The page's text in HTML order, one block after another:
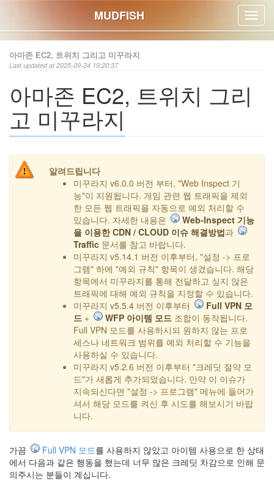
MUDFISH
아마존 EC2, 트위치 그리고 미꾸라지
Last updated at 2025-09-24 19:20:37
아마존 EC2, 트위치 그리
고 미꾸라지
알려드립니다
미꾸라지 v6.0.0 버전 부터, "Web Inspect 기
능"이 지원됩니다. 게임 관련 웹 트래픽을 제외
한 모든 웹 트래픽을 자동으로 예외 처리할 수
있습니다. 자세한 내용은
Web-Inspect 기능
을 이용한 CDN / CLOUD 이슈 해결방법과
Traffic 문서를 참고 바랍니다.
미꾸라지 v5.14.1 버전 이후부터, "설정 -> 프로
그램" 하에 "예외 규칙" 항목이 생겼습니다. 해당
항목에서 미꾸라지를 통해 전달하고 싶지 않은
트래픽에 대해 예외 규칙을 지정할 수 있습니다.
미꾸라지 v5.5.4 버전 이후부터
Full VPN 모
드 + WFP 아이템 모드조합이 동작됩니다.
Full VPN 모드를 사용하시되 원하지 않는 프로
세스나 네트워크 범위를 예외 처리할 수 기능을
사용하실 수 있습니다.
미꾸라지 v5.2.6 버전 이후부터 "크레딧 절약 모
드"가 새롭게 추가되었습니다. 만약 이 이슈가
지속되신다면 "설정 -> 프로그램" 메뉴에 들어가
셔서 해당 모드를 켜신 후 시도를 해보시기 바랍
니다.
가끔 Full VPN 모드를 사용하지 않았고 아이템 사용으로 한 상태
에서 다음과 같은 행동을 했는데 너무 많은 크레딧 차감으로 인해 문
의주시는 분들이 계십니다.